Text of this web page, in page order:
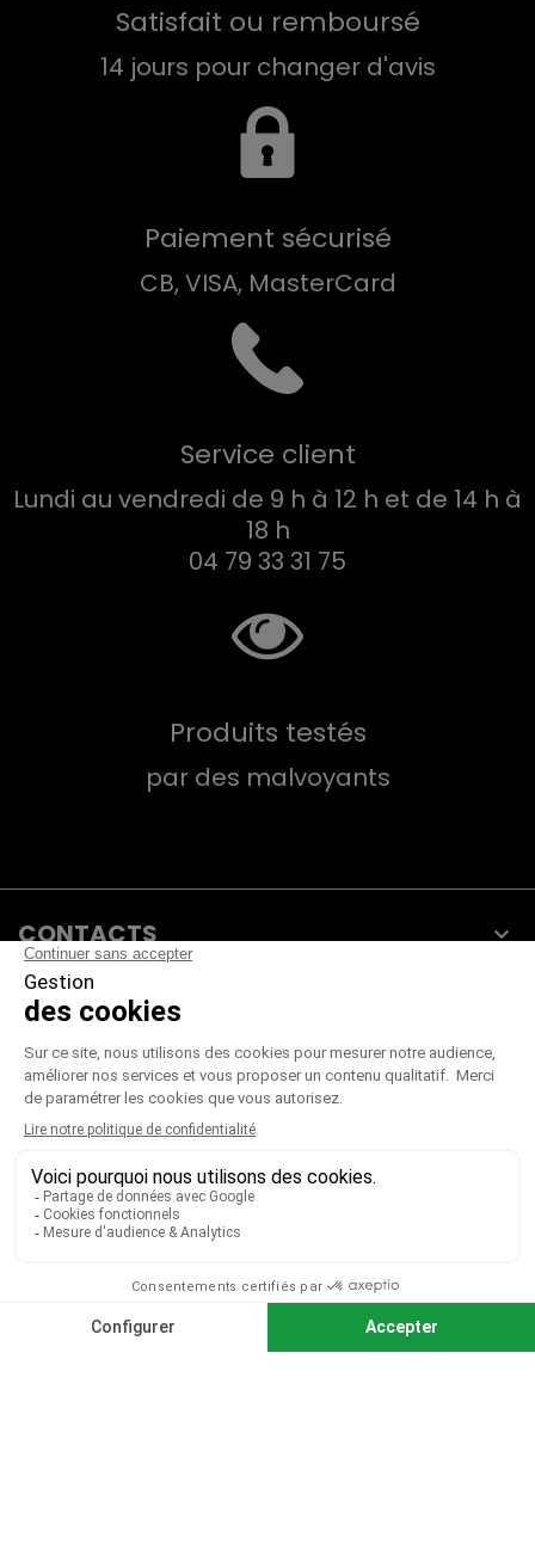
Satisfait ou remboursé
14 jours pour changer d'avis
Paiement sécurisé
CB, VISA, MasterCard
Service client
Lundi au vendredi de 9 h à 12 h et de 14 h à
18 h
04 79 33 31 75
Produits testés
par des malvoyants
CONTACTS 
PRODUITS
NOTRE SOCIÉTÉ
VOTRE COMPTE 
CGV|CGU|Mentions légales
Paiement sécurisé
Télécharger notre catalogue
Télécharger le bon de commande